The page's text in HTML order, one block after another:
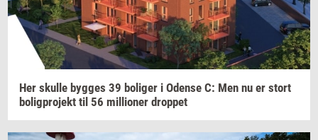
Her skul­le byg­ges 39 bo­li­ger i Oden­se C: Men nu er stort
bo­lig­pro­jekt til 56 mil­li­o­ner drop­pet